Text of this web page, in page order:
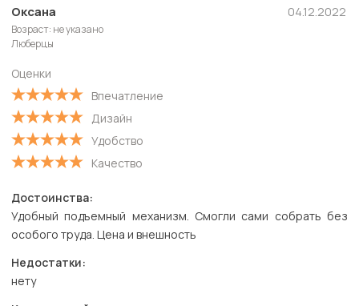
Новые
Старые
С низкой оценкой
Оксана
Возраст: не указано
Люберцы
Оценки
Впечатление
Дизайн
Удобство
Качество
04.12.2022
Достоинства:
Удобный подъемный механизм. Смогли сами собрать без
особого труда. Цена и внешность
Недостатки:
нету